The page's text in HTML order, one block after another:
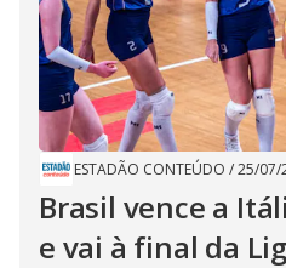
ESTADÃO CONTEÚDO /25/07/
Brasil vence a
e vai à final da